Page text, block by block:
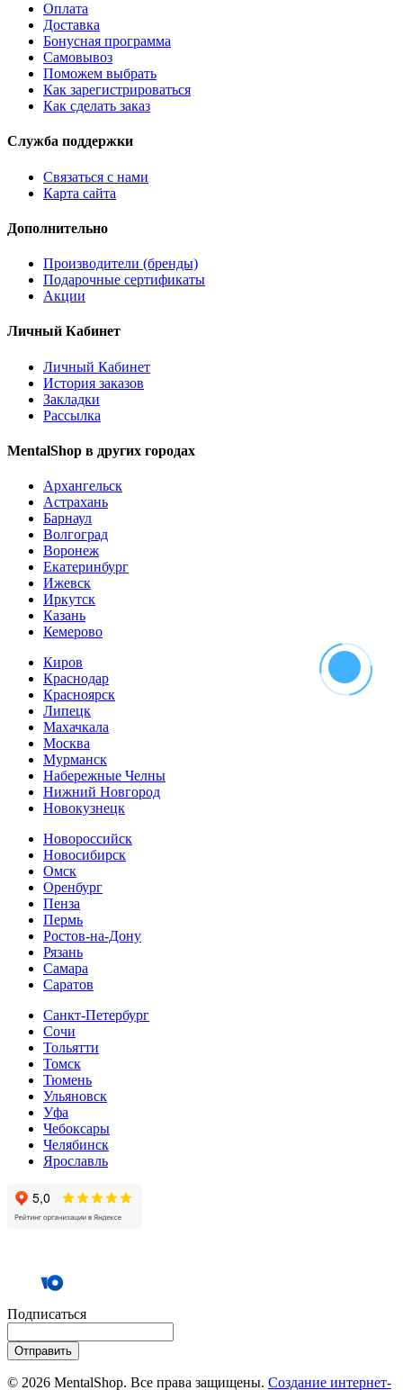
Оплата
Доставка
Бонусная программа
Самовывоз
Поможем выбрать
Как зарегистрироваться
Как сделать заказ
Служба поддержки
Связаться с нами
Карта сайта
Дополнительно
Производители (бренды)
Подарочные сертификаты
Акции
Личный Кабинет
Личный Кабинет
История заказов
Закладки
Рассылка
MentalShop в других городах
Архангельск
Астрахань
Барнаул
Волгоград
Воронеж
Екатеринбург
Ижевск
Иркутск
Казань
Кемерово
Киров
Краснодар
Красноярск
Липецк
Махачкала
Москва
Мурманск
Набережные Челны
Нижний Новгород
Новокузнецк
Новороссийск
Новосибирск
Омск
Оренбург
Пенза
Пермь
Ростов-на-Дону
Рязань
Самара
Cаратов
Санкт-Петербург
Сочи
Тольятти
Томск
Тюмень
Ульяновск
Уфа
Чебоксары
Челябинск
Ярославль
Подписаться
Отправить
© 2026 MentalShop. Все права защищены. Создание интернет-